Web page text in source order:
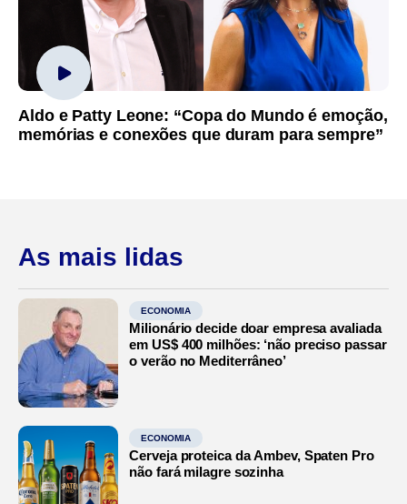
Aldo e Patty Leone: “Copa do Mundo é emoção,
memórias e conexões que duram para sempre”
As mais lidas
ECONOMIA
Milionário decide doar empresa avaliada
em US$ 400 milhões: ‘não preciso passar
o verão no Mediterrâneo’
ECONOMIA
Cerveja proteica da Ambev, Spaten Pro
não fará milagre sozinha